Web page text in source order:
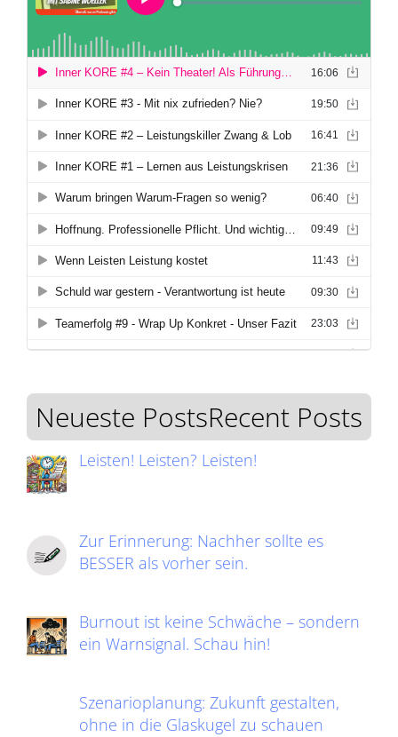
Neueste PostsRecent Posts
Leisten! Leisten? Leisten!
Zur Erinnerung: Nachher sollte es
BESSER als vorher sein.
Burnout ist keine Schwäche – sondern
ein Warnsignal. Schau hin!
Szenarioplanung: Zukunft gestalten,
ohne in die Glaskugel zu schauen